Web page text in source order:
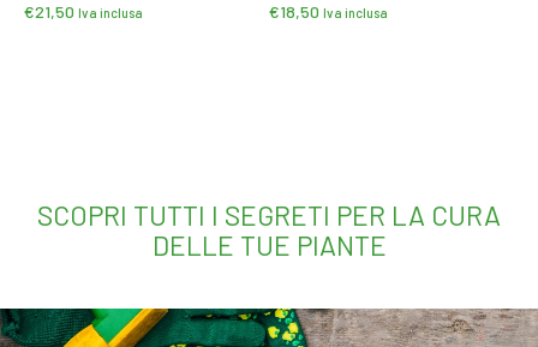
€21,50 Iva inclusa
€18,50 Iva inclusa
SCOPRI TUTTI I SEGRETI PER LA CURA
DELLE TUE PIANTE